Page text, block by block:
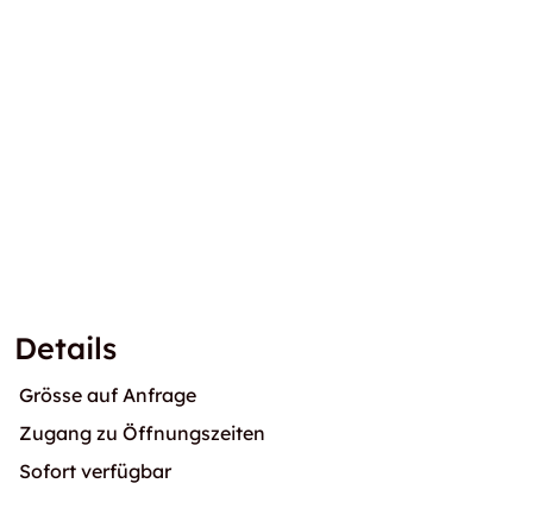
Details
Grösse auf Anfrage
Zugang zu Öffnungszeiten
Sofort verfügbar